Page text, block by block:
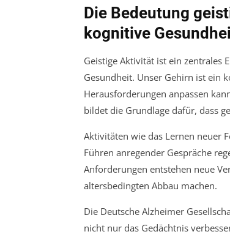
Die Bedeutung
kognitive
Geistige Aktivität ist ein zentrales
Gesundheit. Unser Gehirn ist ein
Herausforderungen anpassen
bildet die Grundlage dafür, dass
Aktivitäten wie das Lernen neuer
Führen anregender Gespräche
Anforderungen entstehen neue
altersbedingten Abbau machen.
Die Deutsche Alzheimer
nicht nur das Gedächtnis